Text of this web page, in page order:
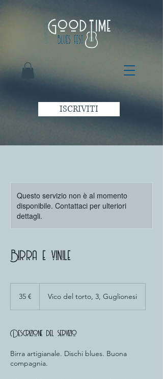
ISCRIVITI
Questo servizio non è al momento
disponibile. Contattaci per ulteriori
dettagli.
Birra e vinile
35 € Vico del torto, 3, Guglionesi
Descrizione del servizio
Birra artigianale. Dischi blues. Buona
compagnia.